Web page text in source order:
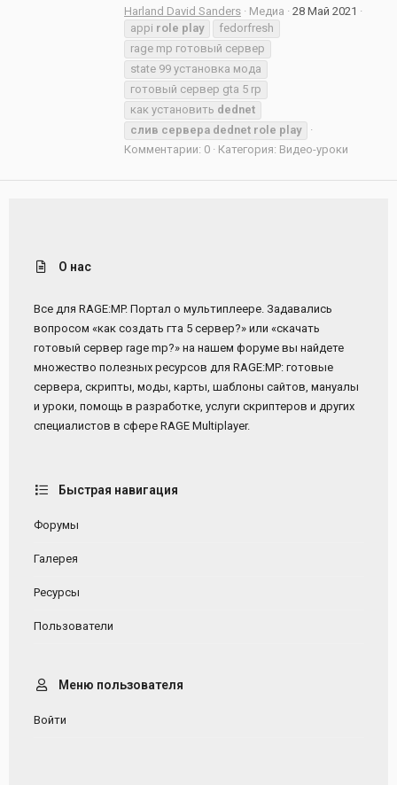
Harland David Sanders
Медиа
28 Май 2021
appi role play
fedorfresh
rage mp готовый сервер
state 99 установка мода
готовый сервер gta 5 rp
как установить dednet
слив сервера dednet role play
Комментарии: 0
Категория: Видео-уроки
О нас
Все для RAGE:MP. Портал о мультиплеере. Задавались
вопросом «как создать гта 5 сервер?» или «скачать
готовый сервер rage mp?» на нашем форуме вы найдете
множество полезных ресурсов для RAGE:MP: готовые
сервера, скрипты, моды, карты, шаблоны сайтов, мануалы
и уроки, помощь в разработке, услуги скриптеров и других
специалистов в сфере RAGE Multiplayer.
Быстрая навигация
Форумы
Галерея
Ресурсы
Пользователи
Меню пользователя
Войти